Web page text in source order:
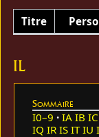
Titre
IL
Sommaire
I0–9 IA IB IC
IQ IR IS IT IU